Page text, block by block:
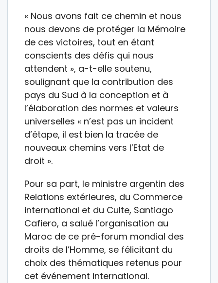
« Nous avons fait ce chemin et nous
nous devons de protéger la Mémoire
de ces victoires, tout en étant
conscients des défis qui nous
attendent », a-t-elle soutenu,
soulignant que la contribution des
pays du Sud à la conception et à
l’élaboration des normes et valeurs
universelles « n’est pas un incident
d’étape, il est bien la tracée de
nouveaux chemins vers l’Etat de
droit ».
Pour sa part, le ministre argentin des
Relations extérieures, du Commerce
international et du Culte, Santiago
Cafiero, a salué l’organisation au
Maroc de ce pré-forum mondial des
droits de l’Homme, se félicitant du
choix des thématiques retenus pour
cet événement international.